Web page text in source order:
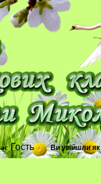
Гость Ви увійшли як